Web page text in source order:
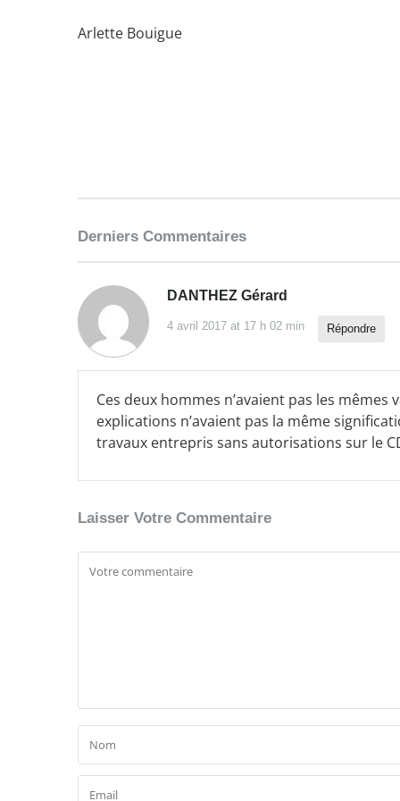
Arlette Bouigue
Derniers Commentaires
DANTHEZ Gérard
4 avril 2017 at 17 h 02 min Répondre
Ces deux hommes n’avaient pas les
explications n’avaient pas la même
travaux entrepris sans autorisations sur le
Laisser Votre Commentaire